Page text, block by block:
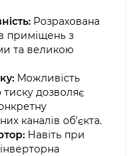
Розрахована
приміщень з
та великою
Можливість
тиску дозволяє
каналів об'єкта.
Навіть при